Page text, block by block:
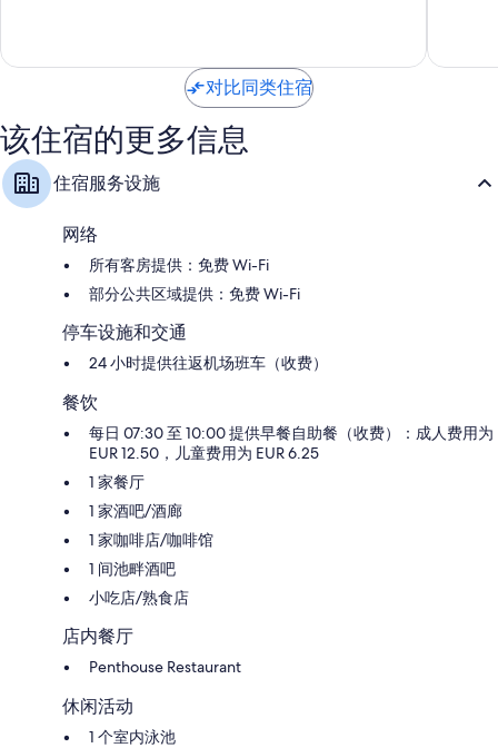
350
评
了，
对比同类住宿
该住宿的更多信息
住宿服务设施
网络
所有客房提供：免费 Wi-Fi
部分公共区域提供：免费 Wi-Fi
停车设施和交通
24 小时提供往返机场班车（收费）
餐饮
每日 07:30 至 10:00 提供早餐自助餐（收费）：成人费用为
EUR 12.50，儿童费用为 EUR 6.25
1 家餐厅
1 家酒吧/酒廊
1 家咖啡店/咖啡馆
1 间池畔酒吧
小吃店/熟食店
店内餐厅
Penthouse Restaurant
休闲活动
1 个室内泳池